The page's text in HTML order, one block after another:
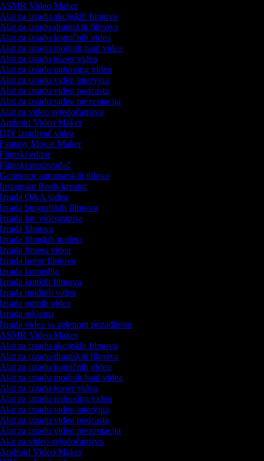
Video Maker
za izradu akcijskih filmova
za izradu dramskih filmova
za izradu komičnih videa
za izradu modnih haul videa
za izradu teaser videa
za izradu unboxing videa
za izradu video intervjua
za izradu video podcasta
za izradu video prezentacija
za video svjedočanstva
Video Maker
izrađivač videa
Movie Maker
editor
proizvođač
automatskih titlova
Reels kreator
Q&A videa
biografskih filmova
fan videozapisa
filmova
filmskih trailera
fitness videa
horor filmova
komedija
kratkih filmova
modnih videa
putnih videa
reklama
videa sa zelenom pozadinom
Video Maker
za izradu akcijskih filmova
za izradu dramskih filmova
za izradu komičnih videa
za izradu modnih haul videa
za izradu teaser videa
za izradu unboxing videa
za izradu video intervjua
za izradu video podcasta
za izradu video prezentacija
za video svjedočanstva
Video Maker